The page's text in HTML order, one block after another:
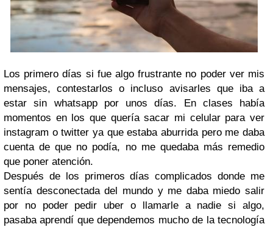
Los primero días si fue algo frustrante no poder ver mis
mensajes, contestarlos o incluso avisarles que iba a
estar sin whatsapp por unos días. En clases había
momentos en los que quería sacar mi celular para ver
instagram o twitter ya que estaba aburrida pero me daba
cuenta de que no podía, no me quedaba más remedio
que poner atención.
Después de los primeros días complicados donde me
sentía desconectada del mundo y me daba miedo salir
por no poder pedir uber o llamarle a nadie si algo,
pasaba aprendí que dependemos mucho de la tecnología